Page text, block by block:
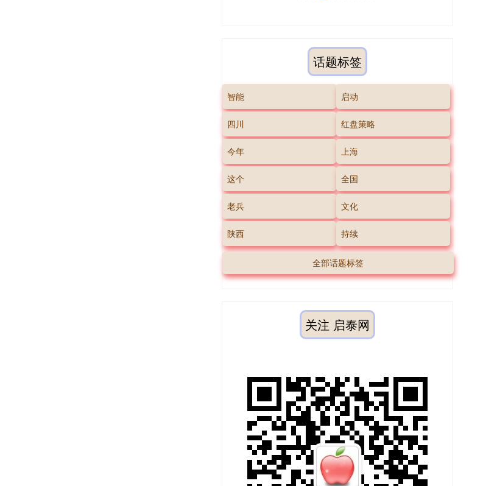
话题标签
智能 启动
四川 红盘策略
今年 上海
这个 全国
老兵 文化
陕西 持续
全部话题标签
关注 启泰网